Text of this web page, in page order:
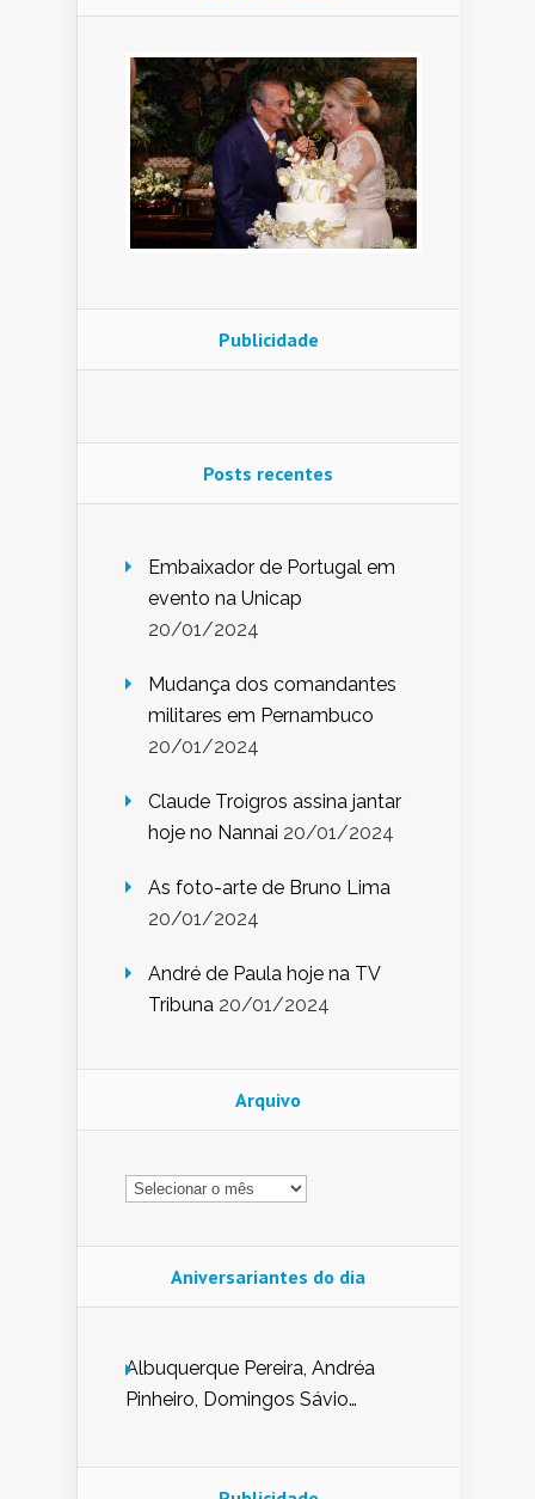
Publicidade
Posts recentes
Embaixador de Portugal em
evento na Unicap
20/01/2024
Mudança dos comandantes
militares em Pernambuco
20/01/2024
Claude Troigros assina jantar
hoje no Nannai 20/01/2024
As foto-arte de Bruno Lima
20/01/2024
André de Paula hoje na TV
Tribuna 20/01/2024
Arquivo
Arquivo
Aniversariantes do dia
Albuquerque Pereira, Andréa
Pinheiro, Domingos Sávio
Nunes de Sena, Fátima Peixoto,